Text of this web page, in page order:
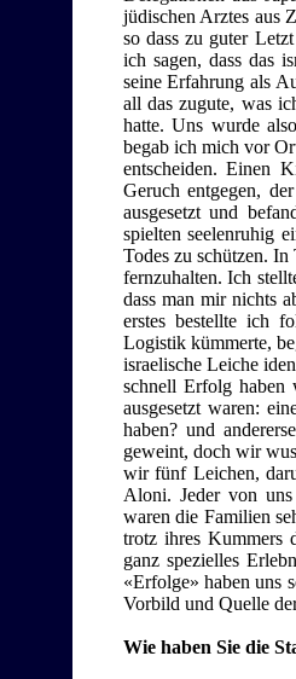
jüdischen Arztes aus
so dass zu guter
ich sagen, dass das
seine Erfahrung als
all das zugute, was
hatte. Uns wurde
begab ich mich vor
entscheiden. Einen
Geruch entgegen,
ausgesetzt und
spielten seelenruhig
Todes zu schützen.
fernzuhalten. Ich
dass man mir nichts
erstes bestellte ich
Logistik kümmerte,
israelische Leiche
schnell Erfolg haben
ausgesetzt waren:
haben? und
geweint, doch wir
wir fünf Leichen,
Aloni. Jeder von
waren die Familien
trotz ihres Kummers
ganz spezielles
«Erfolge» haben uns
Vorbild und Quelle
Wie haben Sie die